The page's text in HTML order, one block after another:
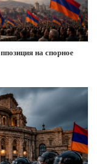
на спорное